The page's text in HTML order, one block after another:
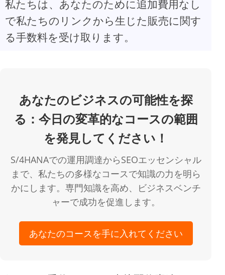
i
d
o
私たちは、あなたのために追加費用なし
で私たちのリンクから生じた販売に関す
る手数料を受け取ります。
あなたのビジネスの可能性を探
る：今日の変革的なコースの範囲
を発見してください！
S/4HANAでの運用調達からSEOエッセンシャル
まで、私たちの多様なコースで知識の力を明ら
かにします。専門知識を高め、ビジネスベンチ
ャーで成功を促進します。
あなたのコースを手に入れてください